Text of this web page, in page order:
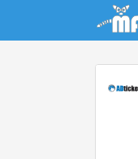
Update cookies preferences